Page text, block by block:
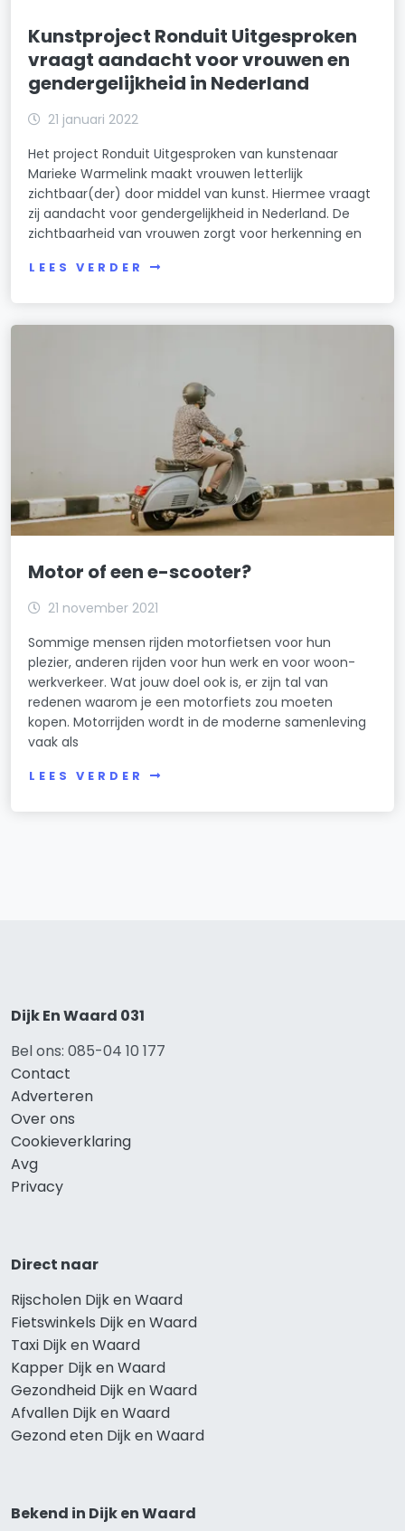
Kunstproject Ronduit Uitgesproken
vraagt aandacht voor vrouwen en
gendergelijkheid in Nederland
21 januari 2022
Het project Ronduit Uitgesproken van kunstenaar
Marieke Warmelink maakt vrouwen letterlijk
zichtbaar(der) door middel van kunst. Hiermee vraagt
zij aandacht voor gendergelijkheid in Nederland. De
zichtbaarheid van vrouwen zorgt voor herkenning en
LEES VERDER
Motor of een e-scooter?
21 november 2021
Sommige mensen rijden motorfietsen voor hun
plezier, anderen rijden voor hun werk en voor woon-
werkverkeer. Wat jouw doel ook is, er zijn tal van
redenen waarom je een motorfiets zou moeten
kopen. Motorrijden wordt in de moderne samenleving
vaak als
LEES VERDER
Dijk En Waard 031
Bel ons: 085-04 10 177
Contact
Adverteren
Over ons
Cookieverklaring
Avg
Privacy
Direct naar
Rijscholen Dijk en Waard
Fietswinkels Dijk en Waard
Taxi Dijk en Waard
Kapper Dijk en Waard
Gezondheid Dijk en Waard
Afvallen Dijk en Waard
Gezond eten Dijk en Waard
Bekend in Dijk en Waard